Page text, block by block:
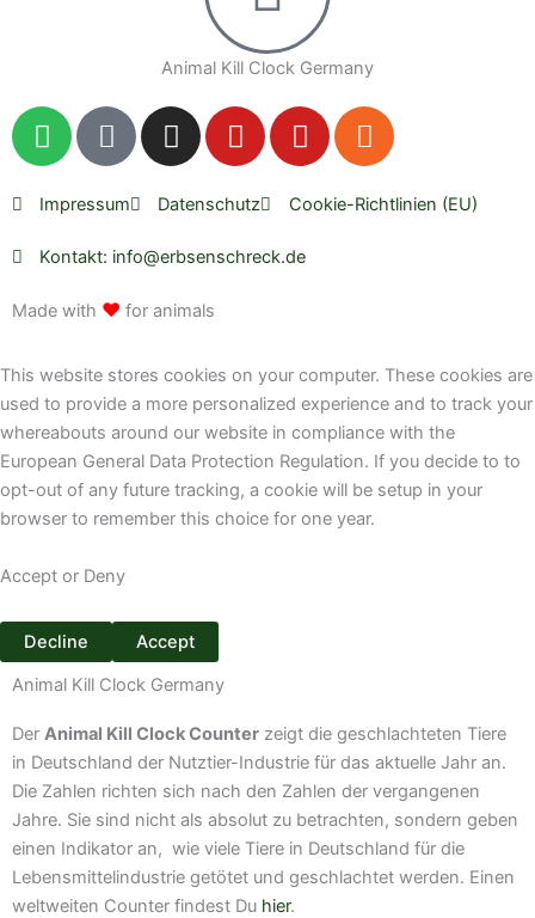
Animal Kill Clock Germany
S
p
t
f
y
P
o
c
s
t
I
n
t
g
r
a
Y
o
t
b
Y
o
t
b
R
s
Impressum Datenschutz Cookie-Richtlinien (EU)
Kontakt: info@erbsenschreck.de
Made with ♥ for animals
This website stores cookies on your computer. These cookies are
used to provide a more personalized experience and to track your
whereabouts around our website in compliance with the
European General Data Protection Regulation. If you decide to to
opt-out of any future tracking, a cookie will be setup in your
browser to remember this choice for one year.
Accept or Deny
Decline
Accept
Animal Kill Clock Germany
Der Animal Kill Clock Counter zeigt die geschlachteten Tiere
in Deutschland der Nutztier-Industrie für das aktuelle Jahr an.
Die Zahlen richten sich nach den Zahlen der vergangenen
Jahre. Sie sind nicht als absolut zu betrachten, sondern geben
einen Indikator an, wie viele Tiere in Deutschland für die
Lebensmittelindustrie getötet und geschlachtet werden. Einen
weltweiten Counter findest Du hier.